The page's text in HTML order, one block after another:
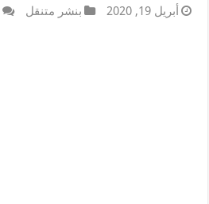
أبريل 19, 2020 بنشر متنقل